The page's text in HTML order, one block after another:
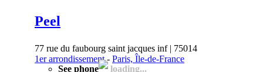
Peel
77 rue du faubourg saint jacques inf | 75014
1er arrondissement- Paris, Île-de-France
See phone
loading...